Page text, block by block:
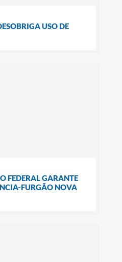
USO DE
FEDERAL GARANTE
FURGÃO NOVA